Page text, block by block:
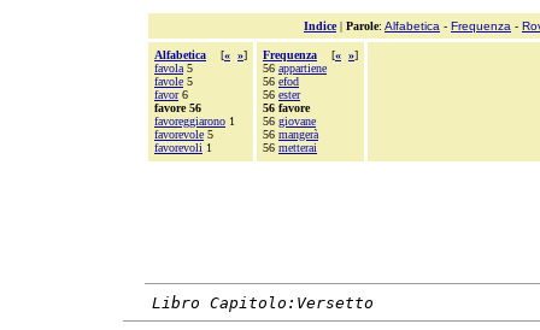
Indice| Parole: Alfabetica - Frequenza -
Alfabetica [« »]
favola 5
favole 5
favor6
favore 56
favoreggiarono 1
favorevole 5
favorevoli 1
Frequenza [« »]
56 appartiene
56 efod
56 ester
56 favore
56 giovane
56 mangerà
56 metterai
Libro Capitolo:Versetto